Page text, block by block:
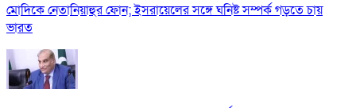
মোদিকে নেতানিয়াহুর ফোন; ইসরায়েলের সঙ্গে ঘনিষ্ট সম্পর্ক গড়তে চায়
ভারত